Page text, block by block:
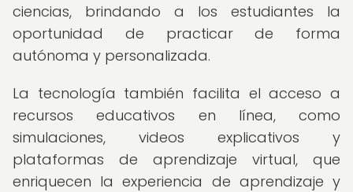
ciencias, brindando a los estudiantes la
oportunidad de practicar de forma
autónoma y personalizada.
La tecnología también facilita el acceso a
recursos educativos en línea, como
simulaciones, videos explicativos y
plataformas de aprendizaje virtual, que
enriquecen la experiencia de aprendizaje y